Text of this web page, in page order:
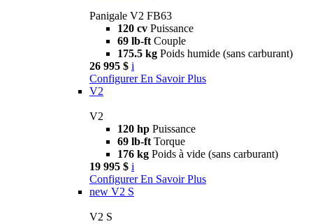
Panigale V2 FB63
120 cv Puissance
69 lb-ft Couple
175.5 kg Poids humide (sans carburant)
26 995 $ i
Configurer En Savoir Plus
V2
V2
120 hp Puissance
69 lb-ft Torque
176 kg Poids à vide (sans carburant)
19 995 $ i
Configurer En Savoir Plus
new V2 S
V2 S